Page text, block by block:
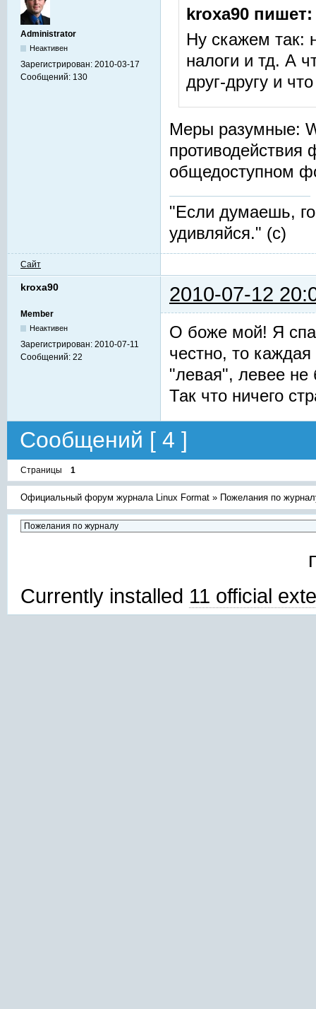
Administrator
Неактивен
Зарегистрирован: 2010-03-17
Сообщений: 130
kroxa90 пишет:
Ну скажем так:
налоги и тд. А
друг-другу и
Меры разумные:
противодействия
общедоступном
"Если думаешь,
удивляйся." (с)
Сайт
kroxa90 2010-07-12
Member
Неактивен
Зарегистрирован: 2010-07-11
Сообщений: 22
О боже мой! Я
честно, то
"левая", левее не
Так что ничего
Сообщений [ 4 ]
Страницы 1
Официальный форум журнала Linux Format » Пожелания по
Currently installed 11 official